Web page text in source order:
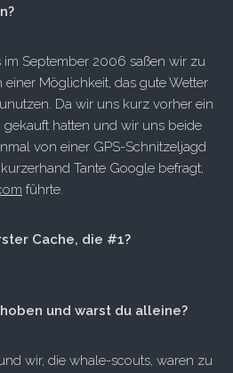
im September 2006 saßen wir zu
Möglichkeit, das gute Wetter
Da wir uns kurz vorher ein
gekauft hatten und wir uns beide
von einer GPS-Schnitzeljagd
Tante Google befragt,
führte.
Cache, die #1?
und warst du alleine?
wir, die whale-scouts, waren zu